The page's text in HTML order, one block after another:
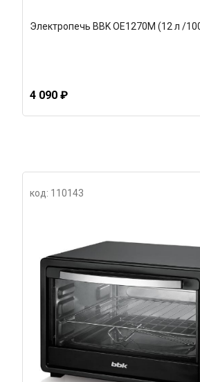
Электропечь BBK OE1270M (12 л /
4 090 ₽
код: 110143